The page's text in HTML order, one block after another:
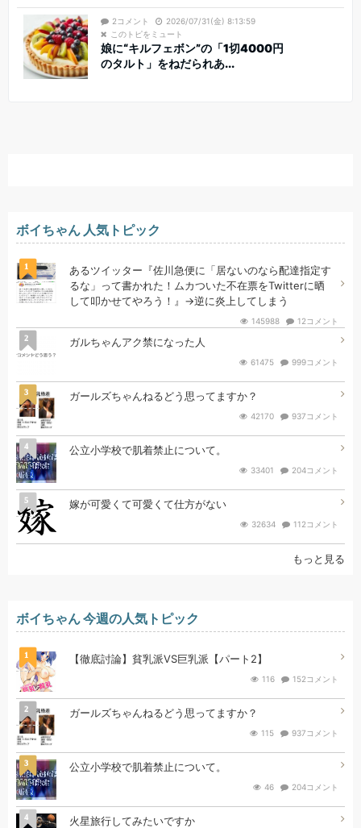
2コメント
2026/07/31(金) 8:13:59
このトピをミュート
娘に“キルフェボン”の「1切4000円
のタルト」をねだられあ...
ボイちゃん 人気トピック
1
あるツイッター『佐川急便に「居ないのなら配達指定す
るな」って書かれた！ムカついた不在票をTwitterに晒
して叩かせてやろう！』→逆に炎上してしまう
145988 12コメント
2 ガルちゃんアク禁になった人
61475 999コメント
3 ガールズちゃんねるどう思ってますか？
42170 937コメント
4 公立小学校で肌着禁止について。
33401 204コメント
5 嫁が可愛くて可愛くて仕方がない
32634 112コメント
もっと見る
ボイちゃん 今週の人気トピック
1 【徹底討論】貧乳派VS巨乳派【パート2】
116 152コメント
2 ガールズちゃんねるどう思ってますか？
115 937コメント
3 公立小学校で肌着禁止について。
46 204コメント
4 火星旅行してみたいですか